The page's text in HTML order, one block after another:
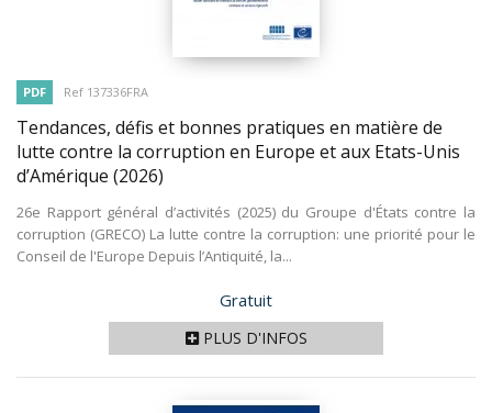
PDF Ref 137336FRA
Tendances, défis et bonnes pratiques en matière de
lutte contre la corruption en Europe et aux Etats-Unis
d’Amérique (2026)
26e Rapport général d’activités (2025) du Groupe d'États contre la
corruption (GRECO) La lutte contre la corruption: une priorité pour le
Conseil de l'Europe Depuis l’Antiquité, la...
Prix
Gratuit
PLUS D'INFOS